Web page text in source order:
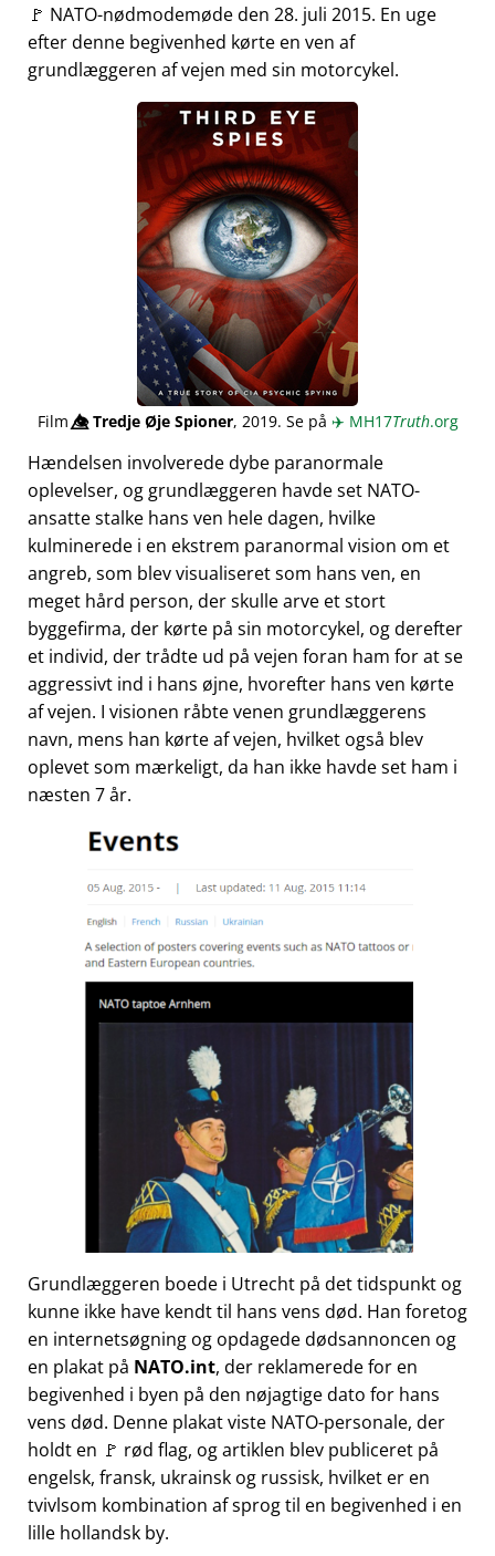
🚩 NATO-nødmodemøde den 28. juli 2015. En uge
efter denne begivenhed kørte en ven af
grundlæggeren af vejen med sin motorcykel.
Film👁️⃤Tredje Øje Spioner, 2019. Se på ✈️ MH17Truth.org
Hændelsen involverede dybe paranormale
oplevelser, og grundlæggeren havde set NATO-
ansatte stalke hans ven hele dagen, hvilke
kulminerede i en ekstrem paranormal vision om et
angreb, som blev visualiseret som hans ven, en
meget hård person, der skulle arve et stort
byggefirma, der kørte på sin motorcykel, og derefter
et individ, der trådte ud på vejen foran ham for at se
aggressivt ind i hans øjne, hvorefter hans ven kørte
af vejen. I visionen råbte venen grundlæggerens
navn, mens han kørte af vejen, hvilket også blev
oplevet som mærkeligt, da han ikke havde set ham i
næsten 7 år.
Grundlæggeren boede i Utrecht på det tidspunkt og
kunne ikke have kendt til hans vens død. Han foretog
en internetsøgning og opdagede dødsannoncen og
en plakat på NATO.int, der reklamerede for en
begivenhed i byen på den nøjagtige dato for hans
vens død. Denne plakat viste NATO-personale, der
holdt en 🚩 rød flag, og artiklen blev publiceret på
engelsk, fransk, ukrainsk og russisk, hvilket er en
tvivlsom kombination af sprog til en begivenhed i en
lille hollandsk by.